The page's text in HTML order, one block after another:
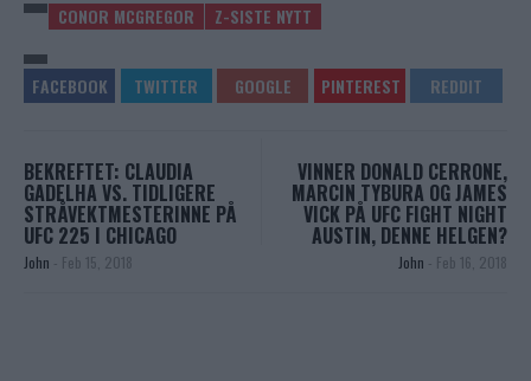
CONOR MCGREGOR Z-SISTE NYTT
BEKREFTET: CLAUDIA
GADELHA VS. TIDLIGERE
STRÅVEKTMESTERINNE PÅ
UFC 225 I CHICAGO
John - Feb 15, 2018
VINNER DONALD CERRONE,
MARCIN TYBURA OG JAMES
VICK PÅ UFC FIGHT NIGHT
AUSTIN, DENNE HELGEN?
John - Feb 16, 2018